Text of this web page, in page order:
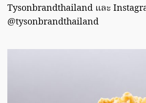
Tysonbrandthailand และ
@tysonbrandthailand